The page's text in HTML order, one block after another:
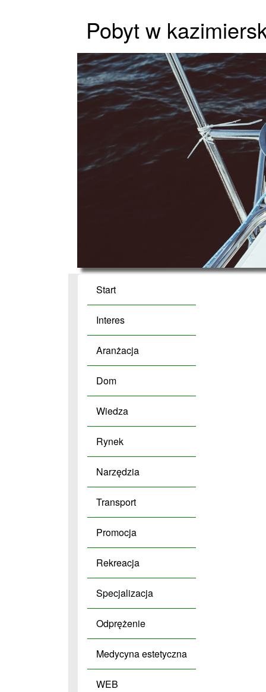
Pobyt w
Start
Interes
Aranżacja
Dom
Wiedza
Rynek
Narzędzia
Transport
Promocja
Rekreacja
Specjalizacja
Odprężenie
Medycyna estetyczna
WEB